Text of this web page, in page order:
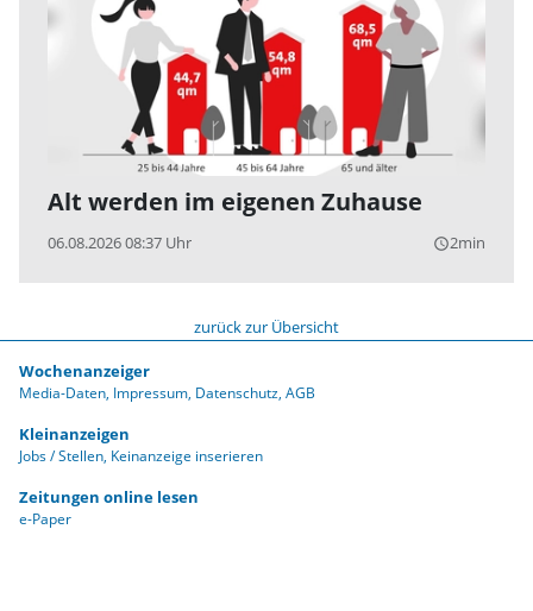
Alt werden im eigenen Zuhause
06.08.2026 08:37 Uhr query_builder2min
zurück zur Übersicht
Wochenanzeiger
Media-Daten Impressum Datenschutz AGB
Kleinanzeigen
Jobs / Stellen Keinanzeige inserieren
Zeitungen online lesen
e-Paper